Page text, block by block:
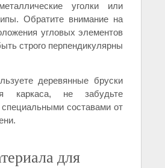
уголки или
Обратите внимание на
угловых элементов
строго перпендикулярны
деревянные бруски
каркаса, не забудьте
составами от
для